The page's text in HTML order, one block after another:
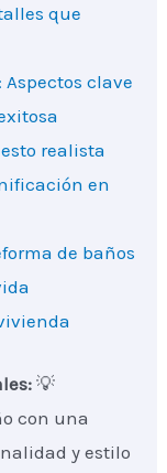
que
clave
realista
en
de baños
💡
con una
y estilo